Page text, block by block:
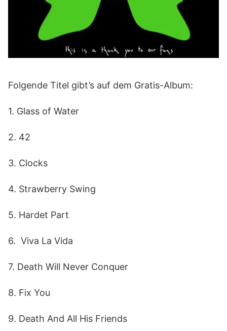
Folgende Titel gibt’s auf dem Gratis-Album:
1. Glass of Water
2. 42
3. Clocks
4. Strawberry Swing
5. Hardet Part
6. Viva La Vida
7. Death Will Never Conquer
8. Fix You
9. Death And All His Friends